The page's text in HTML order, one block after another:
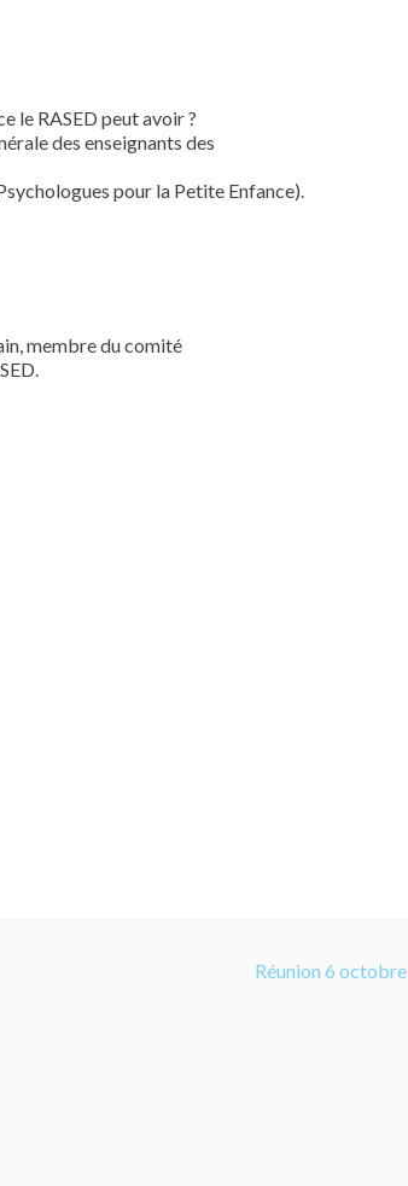
le RASED peut avoir ?
des enseignants des
pour la Petite Enfance).
membre du comité
Réunion 6